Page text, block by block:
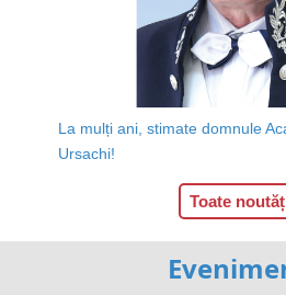
La mulți ani, stimate domnule
Ursachi!
Toate